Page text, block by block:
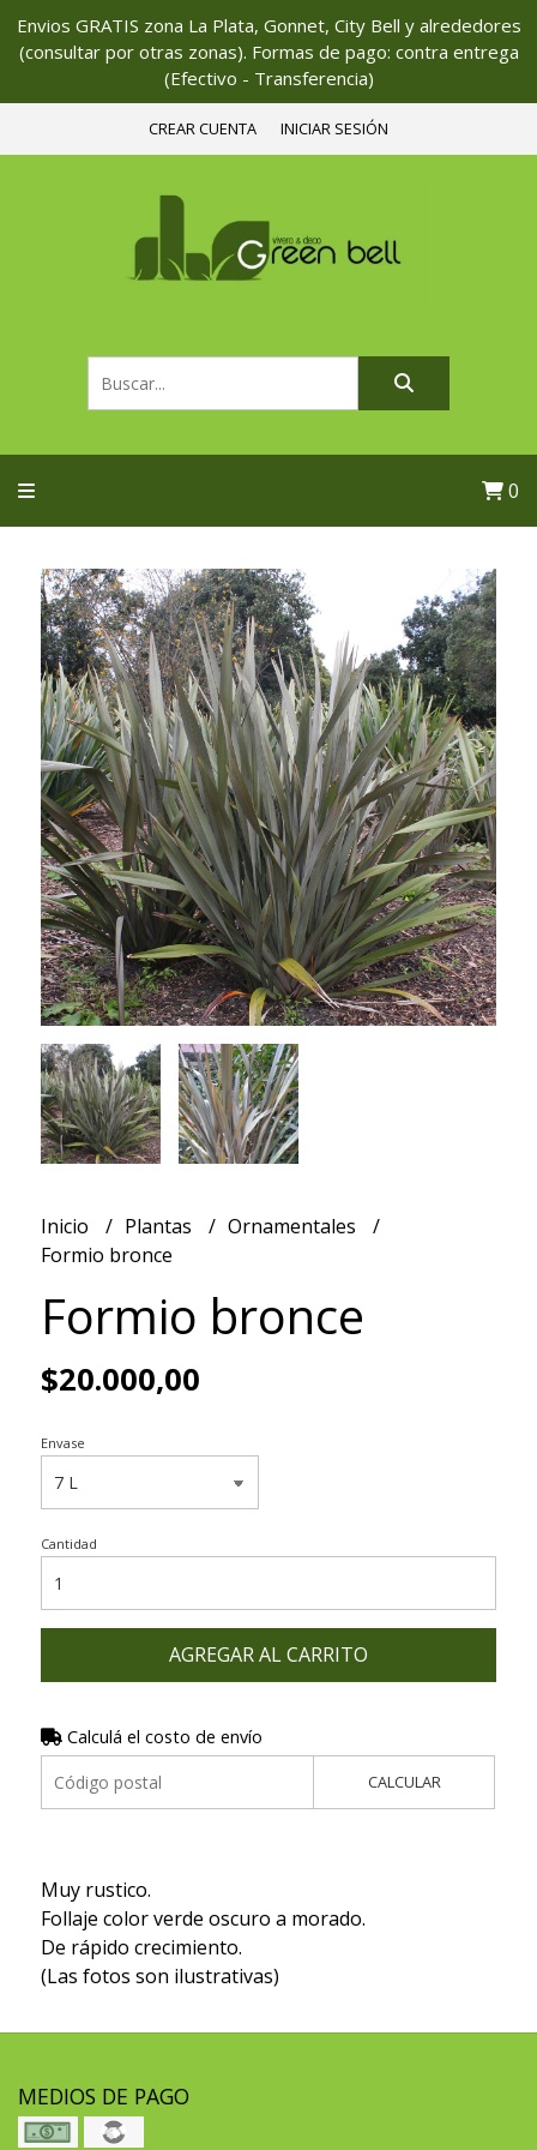
Envios GRATIS zona La Plata, Gonnet, City Bell y alrededores
(consultar por otras zonas). Formas de pago: contra entrega
(Efectivo - Transferencia)
CREAR CUENTA INICIAR SESIÓN
0
Inicio Plantas
Ornamentales
Formio bronce
Formio bronce
$20.000,00
Envase
Cantidad
AGREGAR AL CARRITO
Calculá el costo de envío
CALCULAR
Muy rustico.
Follaje color verde oscuro a morado.
De rápido crecimiento.
(Las fotos son ilustrativas)
MEDIOS DE PAGO